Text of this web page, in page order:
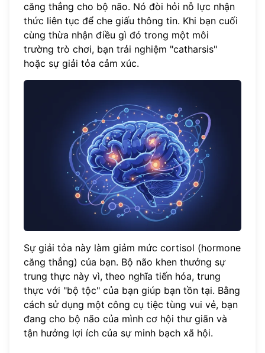
căng thẳng cho bộ não. Nó đòi hỏi nỗ lực nhận
thức liên tục để che giấu thông tin. Khi bạn cuối
cùng thừa nhận điều gì đó trong một môi
trường trò chơi, bạn trải nghiệm "catharsis"
hoặc sự giải tỏa cảm xúc.
Sự giải tỏa này làm giảm mức cortisol (hormone
căng thẳng) của bạn. Bộ não khen thưởng sự
trung thực này vì, theo nghĩa tiến hóa, trung
thực với "bộ tộc" của bạn giúp bạn tồn tại. Bằng
cách sử dụng một công cụ tiệc tùng vui vẻ, bạn
đang cho bộ não của mình cơ hội thư giãn và
tận hưởng lợi ích của sự minh bạch xã hội.